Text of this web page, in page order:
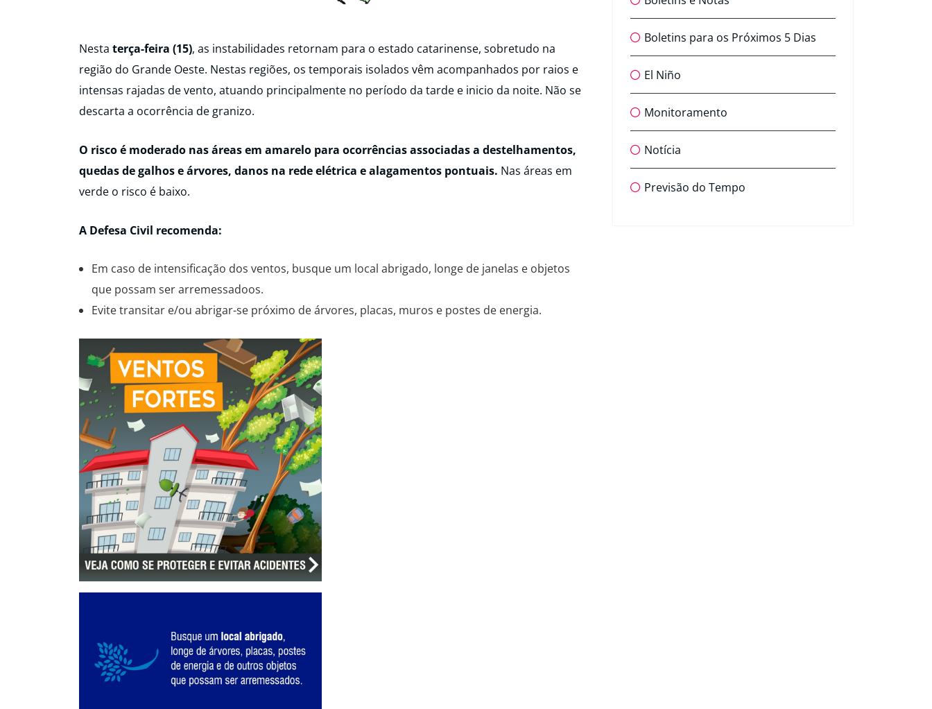
Nesta terça-feira (15), as instabilidades retornam para o estado catarinense, sobretudo na
região do Grande Oeste. Nestas regiões, os temporais isolados vêm acompanhados por raios e
intensas rajadas de vento, atuando principalmente no período da tarde e inicio da noite. Não se
descarta a ocorrência de granizo.
O risco é moderado nas áreas em amarelo para ocorrências associadas a destelhamentos,
quedas de galhos e árvores, danos na rede elétrica e alagamentos pontuais. Nas áreas em
verde o risco é baixo.
A Defesa Civil recomenda:
Em caso de intensificação dos ventos, busque um local abrigado, longe de janelas e objetos
que possam ser arremessadoos.
Evite transitar e/ou abrigar-se próximo de árvores, placas, muros e postes de energia.
Boletins para os Próximos 5 Dias
El Niño
Monitoramento
Notícia
Previsão do Tempo